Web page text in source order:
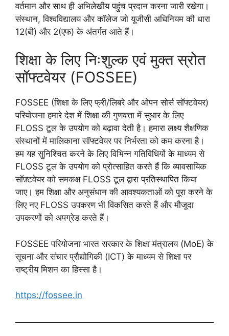
वर्तमान और साथ ही अभिलेखीय पहुंच प्रदान करना जारी रखेगा।
संस्थान, विश्वविद्यालय और कॉलेज जो यूजीसी अधिनियम की धारा
12(बी) और 2(एफ) के अंतर्गत आते हैं।
शिक्षा के लिए निःशुल्क एवं मुक्त स्रोत
सॉफ्टवेयर (FOSSEE)
FOSSEE (शिक्षा के लिए फ्री/लिबरे और ओपन सोर्स सॉफ्टवेयर)
परियोजना हमारे देश में शिक्षा की गुणवत्ता में सुधार के लिए
FLOSS टूल के उपयोग को बढ़ावा देती है। हमारा लक्ष्य शैक्षणिक
संस्थानों में मालिकाना सॉफ्टवेयर पर निर्भरता को कम करना है।
हम यह सुनिश्चित करने के लिए विभिन्न गतिविधियों के माध्यम से
FLOSS टूल के उपयोग को प्रोत्साहित करते हैं कि व्यावसायिक
सॉफ़्टवेयर को समकक्ष FLOSS टूल द्वारा प्रतिस्थापित किया
जाए। हम शिक्षा और अनुसंधान की आवश्यकताओं को पूरा करने के
लिए नए FLOSS उपकरण भी विकसित करते हैं और मौजूदा
उपकरणों को अपग्रेड करते हैं।
FOSSEE परियोजना भारत सरकार के शिक्षा मंत्रालय (MoE) के
सूचना और संचार प्रौद्योगिकी (ICT) के माध्यम से शिक्षा पर
राष्ट्रीय मिशन का हिस्सा है।
https://fossee.in